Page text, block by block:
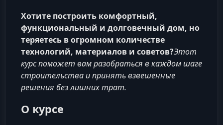
Хотите построить комфортный,
функциональный и долговечный дом, но
теряетесь в огромном количестве
технологий, материалов и советов?Этот
курс поможет вам разобраться в каждом шаге
строительства и принять взвешенные
решения без лишних трат.
О курсе